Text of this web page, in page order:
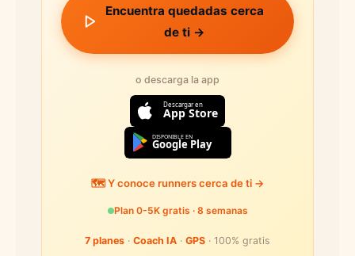
Encuentra quedadas cerca
de ti →
o descarga la app
Descargar en
App Store
DISPONIBLE EN
Google Play
🗺️ Y conoce runners cerca de ti →
Plan 0-5K gratis · 8 semanas
7 planes · Coach IA · GPS · 100% gratis